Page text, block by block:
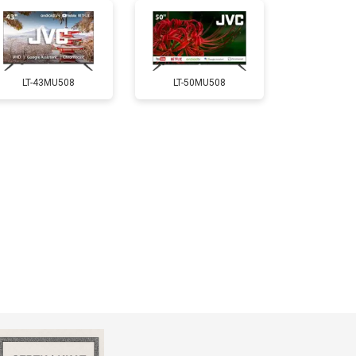
5200 ₽ Заказать
3100 ₽ Заказать
LT-43MU508 LT-50MU508